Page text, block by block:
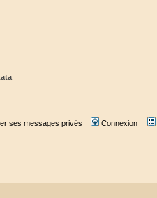
ses messages privés Connexion